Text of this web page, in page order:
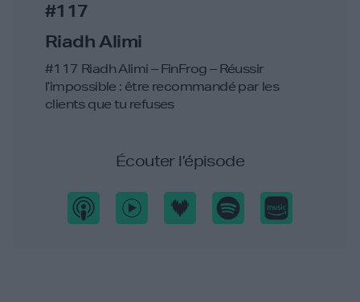
#117
Riadh Alimi
#117 Riadh Alimi – FinFrog – Réussir
l’impossible : être recommandé par les
clients que tu refuses
Écouter l’épisode